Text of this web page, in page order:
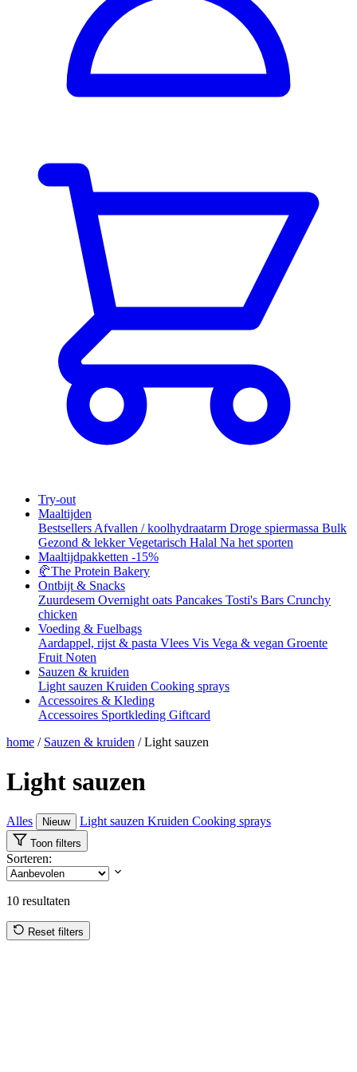
Try-out
Maaltijden
Bestsellers Afvallen / koolhydraatarm Droge spiermassa Bulk
Gezond & lekkerVegetarisch Halal Na het sporten
Maaltijdpakketten -15%
🥐The Protein Bakery
Ontbijt & Snacks
Zuurdesem Overnight oats Pancakes Tosti's Bars Crunchy
chicken
Voeding & Fuelbags
Aardappel, rijst & pasta Vlees Vis Vega & vegan Groente
Fruit Noten
Sauzen & kruiden
Light sauzen Kruiden Cooking sprays
Accessoires & Kleding
Accessoires Sportkleding Giftcard
home / Sauzen & kruiden / Light sauzen
Light sauzen
Alles Nieuw Light sauzen Kruiden Cooking sprays
Toon filters
Sorteren:
10 resultaten
Reset filters